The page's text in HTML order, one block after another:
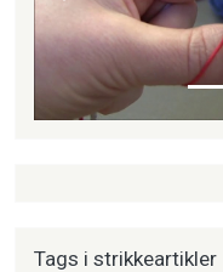
Tags i strikkeartikler